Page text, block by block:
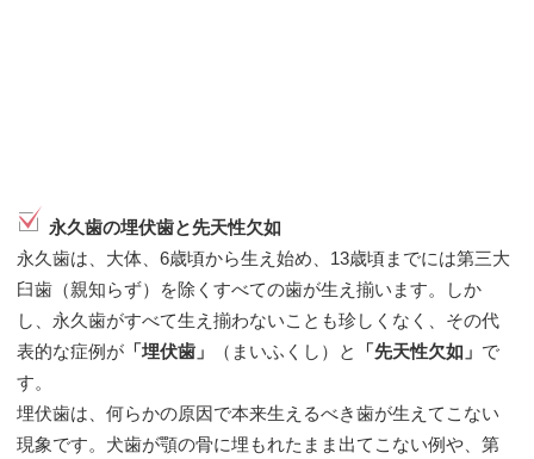
永久歯の埋伏歯と先天性欠如
永久歯は、大体、6歳頃から生え始め、13歳頃までには第三大
臼歯（親知らず）を除くすべての歯が生え揃います。しか
し、永久歯がすべて生え揃わないことも珍しくなく、その代
表的な症例が 「埋伏歯」 （まいふくし）と 「先天性欠如」 で
す。
埋伏歯は、何らかの原因で本来生えるべき歯が生えてこない
現象です。犬歯が顎の骨に埋もれたまま出てこない例や、第